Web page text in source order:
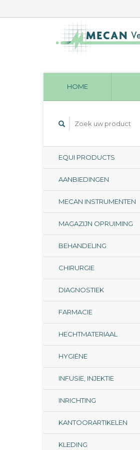
HOME
EQUI PRODUCTS
AANBIEDINGEN
MECAN INSTRUMENTEN
MAGAZIJN OPRUIMING
BEHANDELING
CHIRURGIE
DIAGNOSTIEK
FARMACIE
HECHTMATERIAAL
HYGIËNE
INFUSIE, INJEKTIE
INRICHTING
KANTOORARTIKELEN
KLEDING